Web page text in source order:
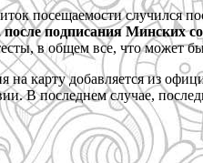
посещаемости случился
после подписания Минских
в общем все, что может
на карту добавляется из
В последнем случае,